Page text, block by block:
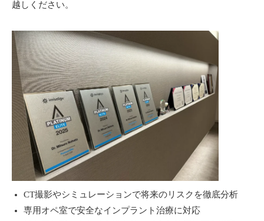
越しください。
CT撮影やシミュレーションで将来のリスクを徹底分析
専用オペ室で安全なインプラント治療に対応